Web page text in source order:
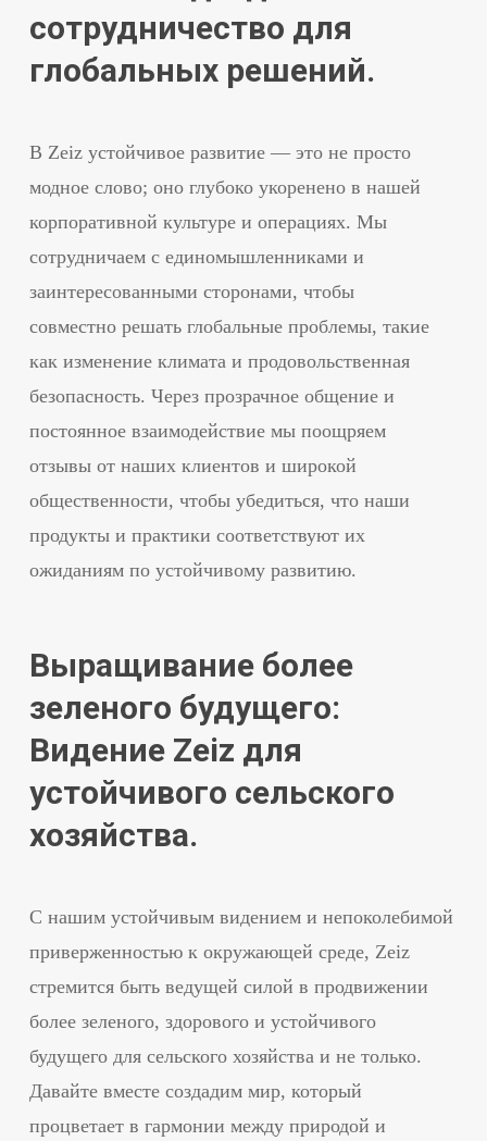
сотрудничество для
глобальных решений.
В Zeiz устойчивое развитие — это не просто
модное слово; оно глубоко укоренено в нашей
корпоративной культуре и операциях. Мы
сотрудничаем с единомышленниками и
заинтересованными сторонами, чтобы
совместно решать глобальные проблемы, такие
как изменение климата и продовольственная
безопасность. Через прозрачное общение и
постоянное взаимодействие мы поощряем
отзывы от наших клиентов и широкой
общественности, чтобы убедиться, что наши
продукты и практики соответствуют их
ожиданиям по устойчивому развитию.
Выращивание более
зеленого будущего:
Видение Zeiz для
устойчивого сельского
хозяйства.
С нашим устойчивым видением и непоколебимой
приверженностью к окружающей среде, Zeiz
стремится быть ведущей силой в продвижении
более зеленого, здорового и устойчивого
будущего для сельского хозяйства и не только.
Давайте вместе создадим мир, который
процветает в гармонии между природой и